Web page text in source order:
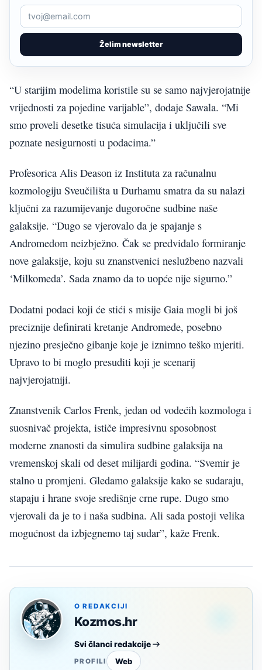
Želim newsletter
“U starijim modelima koristile su se samo najvjerojatnije
vrijednosti za pojedine varijable”, dodaje Sawala. “Mi
smo proveli desetke tisuća simulacija i uključili sve
poznate nesigurnosti u podacima.”
Profesorica Alis Deason iz Instituta za računalnu
kozmologiju Sveučilišta u Durhamu smatra da su nalazi
ključni za razumijevanje dugoročne sudbine naše
galaksije. “Dugo se vjerovalo da je spajanje s
Andromedom neizbježno. Čak se predviđalo formiranje
nove galaksije, koju su znanstvenici neslužbeno nazvali
‘Milkomeda’. Sada znamo da to uopće nije sigurno.”
Dodatni podaci koji će stići s misije Gaia mogli bi još
preciznije definirati kretanje Andromede, posebno
njezino presječno gibanje koje je iznimno teško mjeriti.
Upravo to bi moglo presuditi koji je scenarij
najvjerojatniji.
Znanstvenik Carlos Frenk, jedan od vodećih kozmologa i
suosnivač projekta, ističe impresivnu sposobnost
moderne znanosti da simulira sudbine galaksija na
vremenskoj skali od deset milijardi godina. “Svemir je
stalno u promjeni. Gledamo galaksije kako se sudaraju,
stapaju i hrane svoje središnje crne rupe. Dugo smo
vjerovali da je to i naša sudbina. Ali sada postoji velika
mogućnost da izbjegnemo taj sudar”, kaže Frenk.
O REDAKCIJI
Kozmos.hr
Svi članci redakcije
PROFILI Web